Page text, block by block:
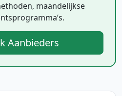
maandelijkse
Aanbieders